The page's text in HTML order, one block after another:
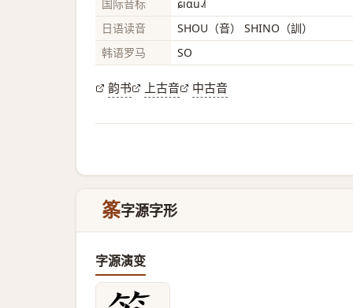
国际音标
ɕiɑu˨˩˦
日语读音
SHOU（音） SHINO（訓）
韩语罗马
SO
韵书 上古音 中古音
筿字源字形
字源演变